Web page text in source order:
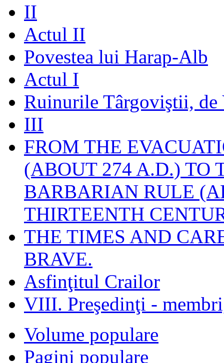
II
Actul II
Povestea lui Harap-Alb
Actul I
Ruinurile Târgoviştii, de
III
FROM THE
(ABOUT 274 A.D.) TO
BARBARIAN RULE
THIRTEENTH
THE TIMES AND
BRAVE.
Asfinţitul Crailor
VIII. Preşedinţi -
Volume populare
Pagini populare